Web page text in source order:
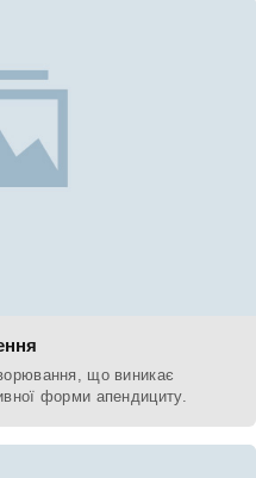
що виникає
форми апендициту.